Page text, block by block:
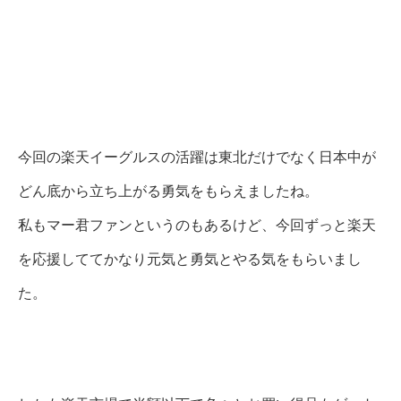
今回の楽天イーグルスの活躍は東北だけでなく日本中が
どん底から立ち上がる勇気をもらえましたね。
私もマー君ファンというのもあるけど、今回ずっと楽天
を応援しててかなり元気と勇気とやる気をもらいまし
た。